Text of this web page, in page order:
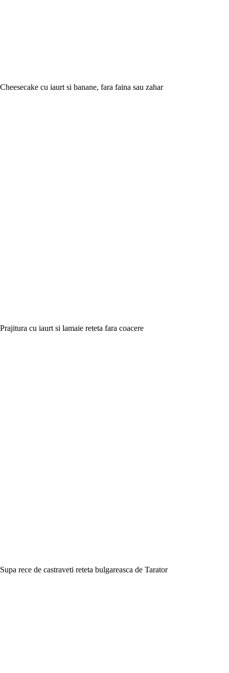
Cheesecake cu iaurt si banane, fara faina sau zahar
Prajitura cu iaurt si lamaie reteta fara coacere
Supa rece de castraveti reteta bulgareasca de Tarator